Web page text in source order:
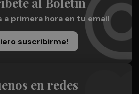
a primera hora en tu email
suscribirme!
en redes